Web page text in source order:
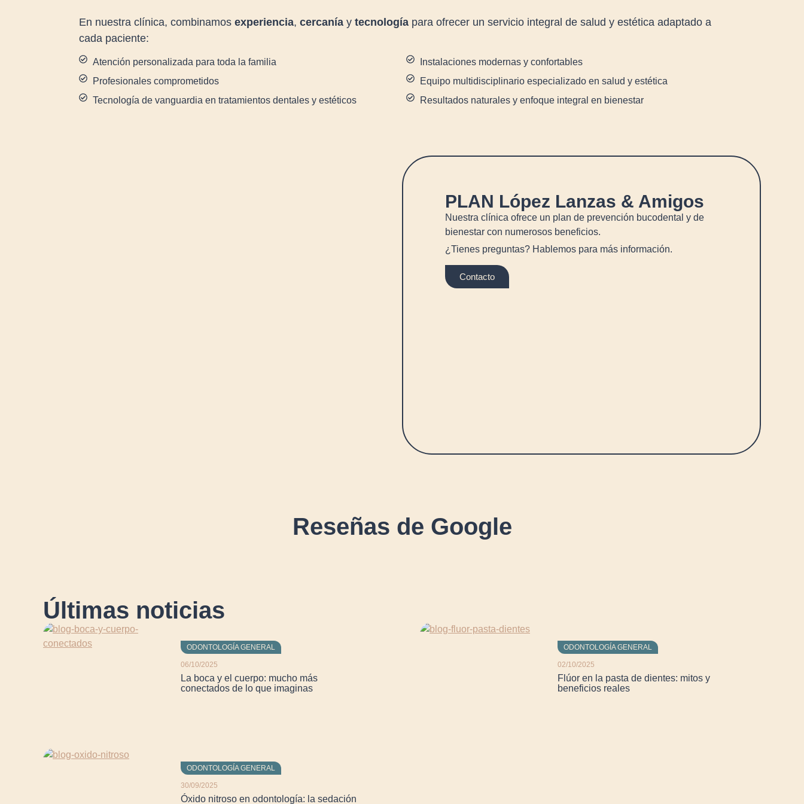
En nuestra clínica, combinamos experiencia, cercanía y tecnología para ofrecer un servicio integral de salud y estética adaptado a
cada paciente:
Atención personalizada para toda la familia
Profesionales comprometidos
Tecnología de vanguardia en tratamientos dentales y estéticos
Instalaciones modernas y confortables
Equipo multidisciplinario especializado en salud y estética
Resultados naturales y enfoque integral en bienestar
PLAN López Lanzas & Amigos
Nuestra clínica ofrece un plan de prevención bucodental y de
bienestar con numerosos beneficios.
¿Tienes preguntas? Hablemos para más información.
Contacto
Reseñas de Google
Últimas noticias
ODONTOLOGÍA GENERAL
06/10/2025
La boca y el cuerpo: mucho más
conectados de lo que imaginas
ODONTOLOGÍA GENERAL
02/10/2025
Flúor en la pasta de dientes: mitos y
beneficios reales
ODONTOLOGÍA GENERAL
30/09/2025
Óxido nitroso en odontología: la sedación